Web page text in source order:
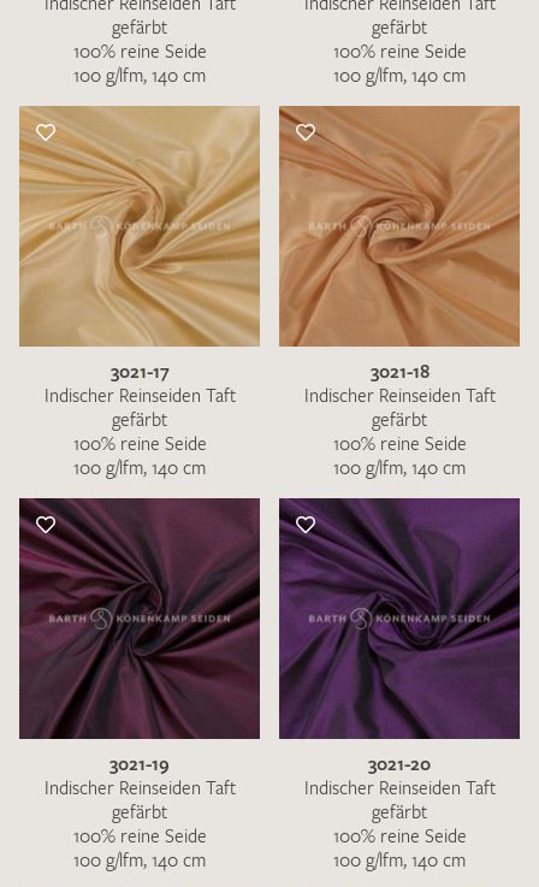
gefärbt
100% reine Seide
100 g/lfm, 140 cm
gefärbt
100% reine Seide
100 g/lfm, 140 cm
3021-17
Indischer Reinseiden Taft
gefärbt
100% reine Seide
100 g/lfm, 140 cm
3021-18
Indischer Reinseiden Taft
gefärbt
100% reine Seide
100 g/lfm, 140 cm
3021-19
Indischer Reinseiden Taft
gefärbt
100% reine Seide
100 g/lfm, 140 cm
3021-20
Indischer Reinseiden Taft
gefärbt
100% reine Seide
100 g/lfm, 140 cm